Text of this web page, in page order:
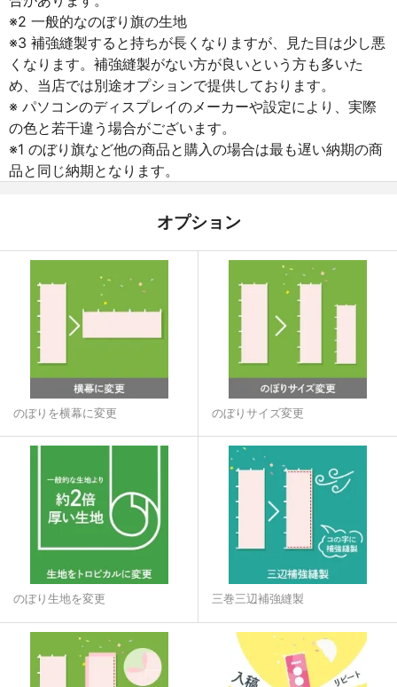
※2 一般的なのぼり旗の生地
※3 補強縫製すると持ちが長くなりますが、見た目は少し悪
くなります。補強縫製がない方が良いという方も多いた
め、当店では別途オプションで提供しております。
※ パソコンのディスプレイのメーカーや設定により、実際
の色と若干違う場合がございます。
※1 のぼり旗など他の商品と購入の場合は最も遅い納期の商
品と同じ納期となります。
オプション
のぼりを横幕に変更 のぼりサイズ変更
のぼり生地を変更 三巻三辺補強縫製